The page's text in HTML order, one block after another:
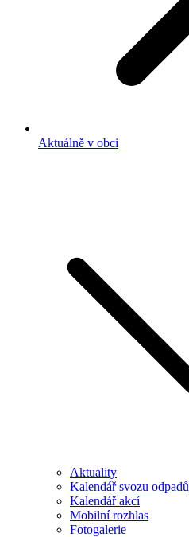
Aktuálně v obci
Aktuality
Kalendář svozu odpadů
Kalendář akcí
Mobilní rozhlas
Fotogalerie